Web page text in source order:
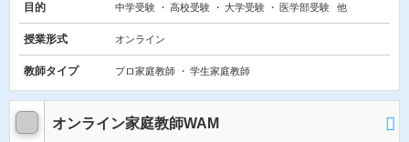
目的 中学受験 高校受験 大学受験 医学部受験 他
授業形式 オンライン
教師タイプ プロ家庭教師 学生家庭教師
オンライン家庭教師WAM